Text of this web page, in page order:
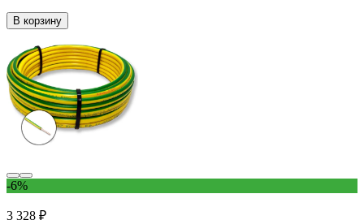
В корзину
-6%
3 328 ₽